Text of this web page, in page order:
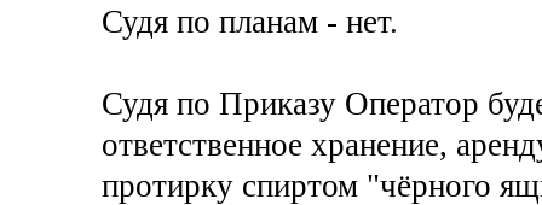
Судя по планам - нет.
Судя по Приказу Оператор
ответственное хранение,
протирку спиртом "чёрного